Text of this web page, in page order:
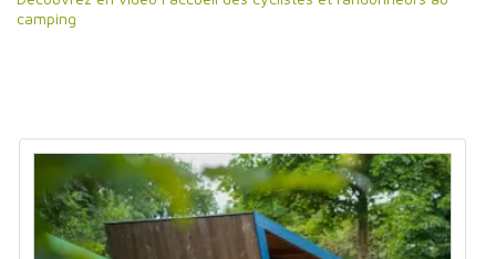
camping